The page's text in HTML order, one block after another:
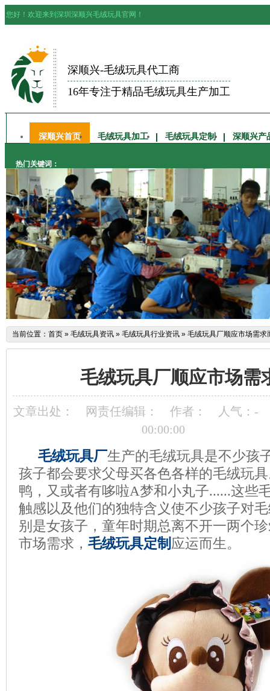
您好！欢迎来到深圳深顺兴毛绒玩具官网！
深顺兴-毛绒玩具代工商
16年专注于精品毛绒玩具生产加工
深顺兴首页 毛绒玩具加工 毛绒玩具定制 深顺兴产
热门关键词：
当前位置： 首页 » 毛绒玩具资讯 » 毛绒玩具行业资讯 » 毛绒玩具厂顺应市场需求
毛绒玩具厂顺应市场需
文章出处： 网责任编辑： 作者： 人气： -
00:00:00
毛绒玩具厂生产的毛绒玩具是不少孩
孩子都会要求父母买各色各样的毛绒玩
鸭，又或者有哆啦A梦和小丸子......这些
触感以及他们的独特含义使不少孩子对
别是女孩子，童年时期总离不开一两个
市场需求， 毛绒玩具定制 应运而生。